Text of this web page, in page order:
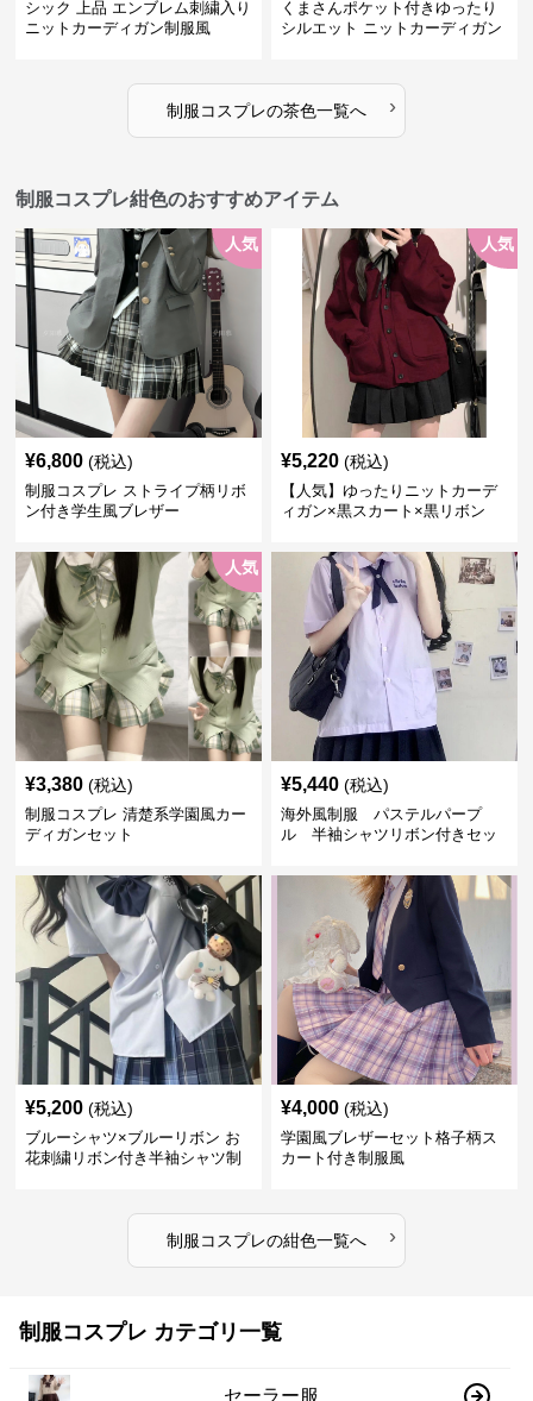
シック 上品 エンブレム刺繍入り
ニットカーディガン制服風
くまさんポケット付きゆったり
シルエット ニットカーディガン
制服コスプレの茶色一覧へ ›
制服コスプレ紺色のおすすめアイテム
人気
¥6,800 (税込)
制服コスプレ ストライプ柄リボ
ン付き学生風ブレザー
人気
¥5,220 (税込)
【人気】ゆったりニットカーデ
ィガン×黒スカート×黒リボン
人気
¥3,380 (税込)
制服コスプレ 清楚系学園風カー
ディガンセット
¥5,440 (税込)
海外風制服 パステルパープ
ル 半袖シャツリボン付きセッ
¥5,200 (税込)
ブルーシャツ×ブルーリボン お
花刺繍リボン付き半袖シャツ制
¥4,000 (税込)
学園風ブレザーセット格子柄ス
カート付き制服風
制服コスプレの紺色一覧へ ›
制服コスプレ カテゴリ一覧
セーラー服